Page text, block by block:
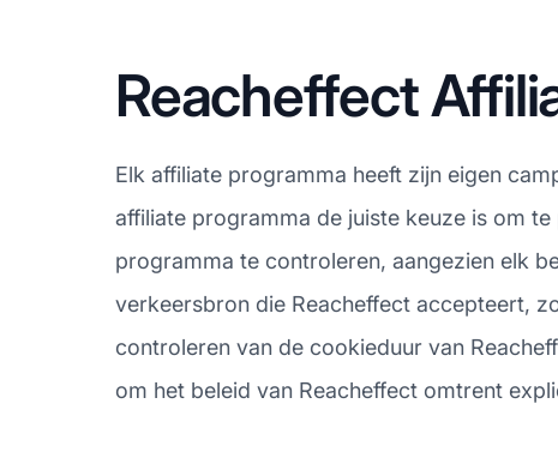
Reacheffect
Elk affiliate programma heeft zijn eigen
affiliate programma de juiste keuze is om
programma te controleren, aangezien elk
verkeersbron die Reacheffect accepteert,
controleren van de cookieduur van
om het beleid van Reacheffect omtrent